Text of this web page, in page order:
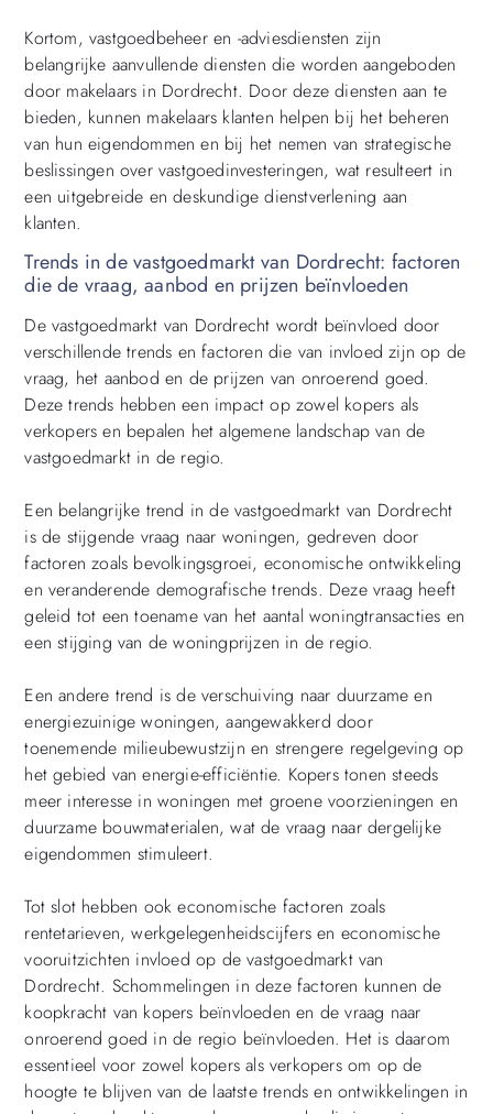
Kortom, vastgoedbeheer en -adviesdiensten zijn
belangrijke aanvullende diensten die worden aangeboden
door makelaars in Dordrecht. Door deze diensten aan te
bieden, kunnen makelaars klanten helpen bij het beheren
van hun eigendommen en bij het nemen van strategische
beslissingen over vastgoedinvesteringen, wat resulteert in
een uitgebreide en deskundige dienstverlening aan
klanten.
Trends in de vastgoedmarkt van Dordrecht: factoren
die de vraag, aanbod en prijzen beïnvloeden
De vastgoedmarkt van Dordrecht wordt beïnvloed door
verschillende trends en factoren die van invloed zijn op de
vraag, het aanbod en de prijzen van onroerend goed.
Deze trends hebben een impact op zowel kopers als
verkopers en bepalen het algemene landschap van de
vastgoedmarkt in de regio.
Een belangrijke trend in de vastgoedmarkt van Dordrecht
is de stijgende vraag naar woningen, gedreven door
factoren zoals bevolkingsgroei, economische ontwikkeling
en veranderende demografische trends. Deze vraag heeft
geleid tot een toename van het aantal woningtransacties en
een stijging van de woningprijzen in de regio.
Een andere trend is de verschuiving naar duurzame en
energiezuinige woningen, aangewakkerd door
toenemende milieubewustzijn en strengere regelgeving op
het gebied van energie-efficiëntie. Kopers tonen steeds
meer interesse in woningen met groene voorzieningen en
duurzame bouwmaterialen, wat de vraag naar dergelijke
eigendommen stimuleert.
Tot slot hebben ook economische factoren zoals
rentetarieven, werkgelegenheidscijfers en economische
vooruitzichten invloed op de vastgoedmarkt van
Dordrecht. Schommelingen in deze factoren kunnen de
koopkracht van kopers beïnvloeden en de vraag naar
onroerend goed in de regio beïnvloeden. Het is daarom
essentieel voor zowel kopers als verkopers om op de
hoogte te blijven van de laatste trends en ontwikkelingen in